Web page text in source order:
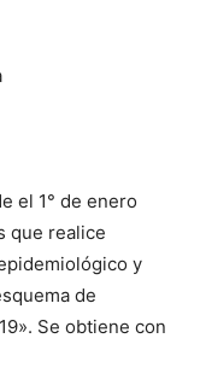
el 1° de enero
que realice
y
de
Se obtiene con